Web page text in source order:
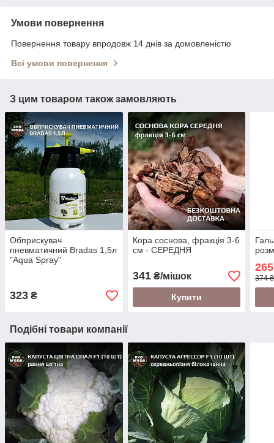
Умови повернення
Повернення товару впродовж 14 днів за домовленістю
Всі умови повернення
З цим товаром також замовляють
Обприскувач
пневматичний Bradas 1,5л
"Aqua Spray"
323 ₴
Кора соснова, фракція 3-6
см - СЕРЕДНЯ
341₴/мішок
Купити
374
Подібні товари компанії